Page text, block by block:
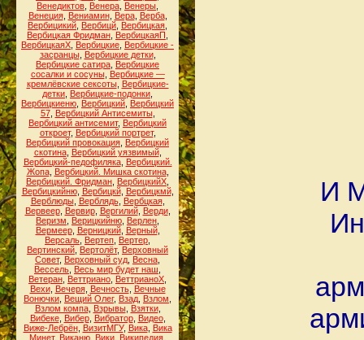
Венедиктов Венера Венеры
Венеция, Вениамин, Вера, Верба,
Вербицикий Вербицй Вербицкая
Вербицкая Фридман ВербицкаяП
ВербицкаяХ Вербицкие Вербицкие -
засранцы, Вербицкие детки,
Вербицкие сатира Вербицкие
сосалки и сосуны, Вербицкие —
кремлёвские сексоты, Вербицкие-
детки Вербицкие-подонки
Вербицкиеню Вербицкий Вербицкий
57, Вербицкий Антисемиты,
Вербицкий антисемит, Вербицкий
откроет, Вербицкий портрет,
Вербицкий провокация Вербицкий
скотина, Вербицкий уязвимый,
Вербицкий-педофиляка, Вербицкий.
Жопа, Вербицкий. Мишка скотина,
Вербицкий. Фридман ВербицкийХ
Вербицкийню, Вербицкй, Вербицкмй,
Верблюды, Верблядь, Вербцкая,
Вервеер, Вервир, Вергилий, Верди,
Веризм
Верицкийню Верлен
Вермеер, Верницкий, Верный,
Версаль Вертеп Вертер
Вертинский Вертолёт, Верховный
Совет, Верховный суд Весна
Вессель Весь мир будет наш
Ветеран Веттриано ВеттрианоХ
Вехи, Вечеря, Вечность, Вечные
Вонючки Вещий Олег, Взад Взлом
Взлом компа, Взрывы, Взятки,
Вибеке, Вибер, Вибратор, Видео,
Виже-Лебрён, ВизитМГУ, Вика, Вика
Минет, Виканю Вики Википедия
И